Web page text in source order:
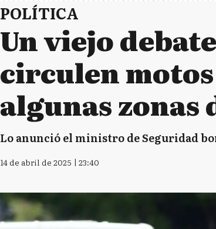
POLÍTICA
Un viejo
circulen
algunas zonas
Lo anunció el ministro de Seguridad
14 de abril de 2025 | 23:40